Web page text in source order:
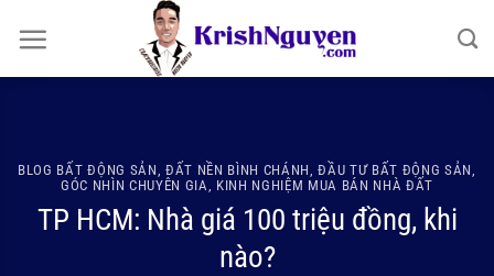
qua
nội
BLOG BẤT ĐỘNG SẢN ĐẤT NỀN BÌNH CHÁNH ,ĐẦU TƯ BẤT ĐỘNG SẢN
GÓC NHÌN CHUYÊN GIA
KINH NGHIỆM MUA BÁN NHÀ ĐẤT
TP HCM: Nhà giá 100 triệu đồng, khi
nào?